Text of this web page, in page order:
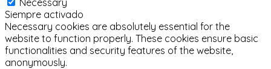
Siempre activado
Necessary cookies are absolutely essential for the
website to function properly. These cookies ensure basic
functionalities and security features of the website,
anonymously.